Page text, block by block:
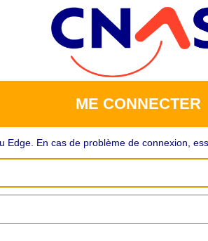
ME CONNECTER
En cas de problème de connexion,